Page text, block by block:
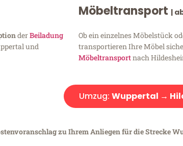
derBeiladung
und
Möbeltransport |
Ob ein einzelnes Möbelstück
transportieren Ihre Möbel
Möbeltransportnach
Umzug: Wuppertal →
zu Ihrem Anliegen für die Strecke